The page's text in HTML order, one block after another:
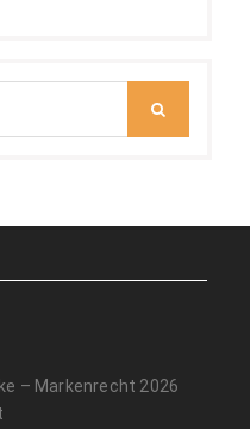
– Markenrecht 2026